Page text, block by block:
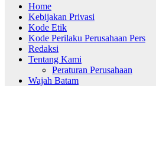
Home
Kebijakan Privasi
Kode Etik
Kode Perilaku Perusahaan Pers
Redaksi
Tentang Kami
Peraturan Perusahaan
Wajah Batam